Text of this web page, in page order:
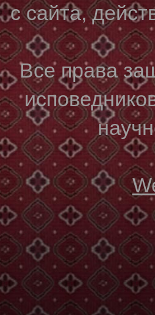
с сайта,
Все права